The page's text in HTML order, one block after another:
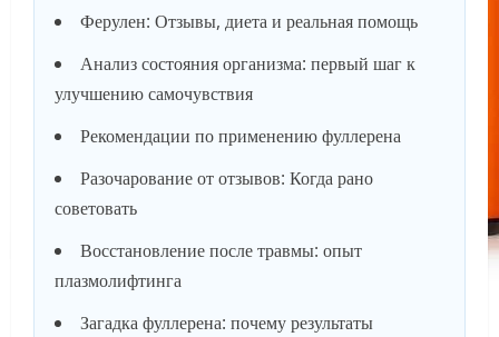
Ферулен: Отзывы, диета и реальная помощь
Анализ состояния организма: первый шаг к
улучшению самочувствия
Рекомендации по применению фуллерена
Разочарование от отзывов: Когда рано
советовать
Восстановление после травмы: опыт
плазмолифтинга
Загадка фуллерена: почему результаты